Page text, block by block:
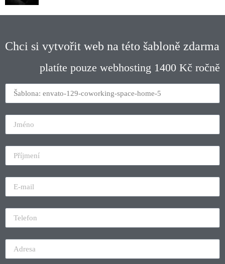
Chci si vytvořit web na této šabloně zdarma
platíte pouze webhosting 1400 Kč ročně